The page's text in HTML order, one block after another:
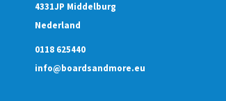
4331JP Middelburg
Nederland
0118 625440
info@boardsandmore.eu